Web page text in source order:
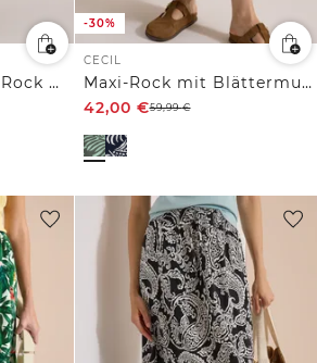
Knielanger Denim Rock mit Leo-Muster
-30%
CECIL
Maxi-Rock mit Blättermuster
42,00 €59,99€